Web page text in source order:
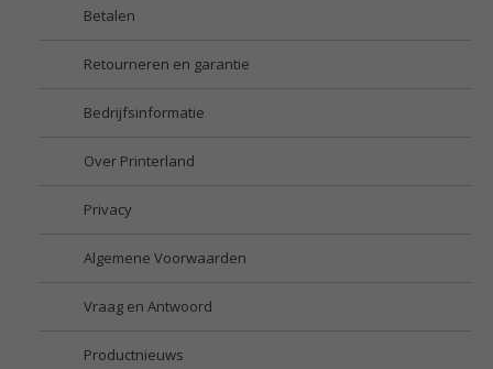
Betalen
Retourneren en garantie
Bedrijfsinformatie
Over Printerland
Privacy
Algemene Voorwaarden
Vraag en Antwoord
Productnieuws